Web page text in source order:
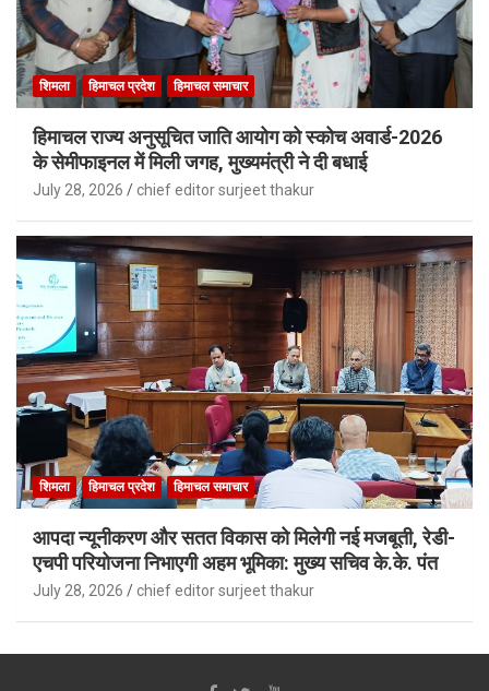
शिमला हिमाचल प्रदेश हिमाचल समाचार
हिमाचल राज्य अनुसूचित जाति आयोग को स्कोच अवार्ड-2026
के सेमीफाइनल में मिली जगह, मुख्यमंत्री ने दी बधाई
July 28, 2026 chief editor surjeet thakur
शिमला हिमाचल प्रदेश हिमाचल समाचार
आपदा न्यूनीकरण और सतत विकास को मिलेगी नई मजबूती, रेडी-
एचपी परियोजना निभाएगी अहम भूमिका: मुख्य सचिव के.के. पंत
July 28, 2026 chief editor surjeet thakur